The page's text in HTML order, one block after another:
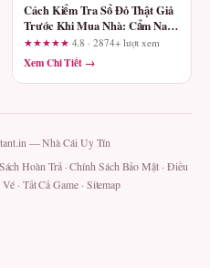
Cách Kiểm Tra Sổ Đỏ Thật Giả
Trước Khi Mua Nhà: Cẩm Nang
Cho Người Mua
★★★★★ 4.8 · 2874+ lượt xem
Xem Chi Tiết →
— Nhà Cái Uy Tín
Hoàn Trả·Chính Sách Bảo Mật · Điều
Vé· Tất Cả Game· Sitemap